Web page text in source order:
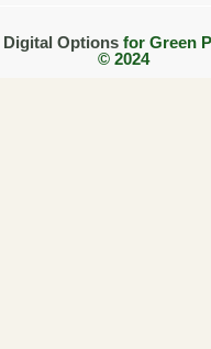
Digital Options for Green
© 2024